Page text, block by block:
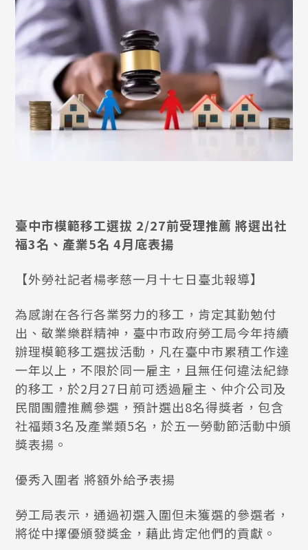
臺中市模範移工選拔 2/27前受理推薦 將選出社
福3名、產業5名 4月底表揚
【外勞社記者楊孝慈一月十七日臺北報導】
為感謝在各行各業努力的移工，肯定其勤勉付
出、敬業樂群精神，臺中市政府勞工局今年持續
辦理模範移工選拔活動，凡在臺中市累積工作達
一年以上，不限於同一雇主，且無任何違法紀錄
的移工，於2月27日前可透過雇主、仲介公司及
民間團體推薦參選，預計選出8名得獎者，包含
社福類3名及產業類5名，於五一勞動節活動中頒
獎表揚。
優秀入圍者 將額外給予表揚
勞工局表示，通過初選入圍但未獲選的參選者，
將從中擇優頒發獎金，藉此肯定他們的貢獻。